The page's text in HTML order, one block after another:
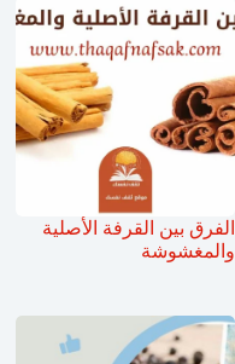
الفرق بين القرفة الأصلية
والمغشوشة